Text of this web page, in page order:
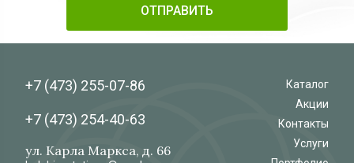
+7 (473) 255-07-86
+7 (473) 254-40-63
ул. Карла Маркса, д. 66
Каталог
Акции
Контакты
Услуги